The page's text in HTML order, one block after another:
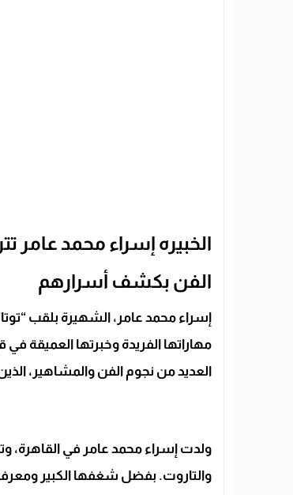
الخبيره إسراء محمد عامر
الفن بكشف أسرارهم
إسراء محمد عامر، الشهيرة بلقب
مهاراتها الفريدة وخبرتها العميقة
العديد من نجوم الفن والمشاهير،
ولدت إسراء محمد عامر في القاهرة،
والتاروت. بفضل شغفها الكبير